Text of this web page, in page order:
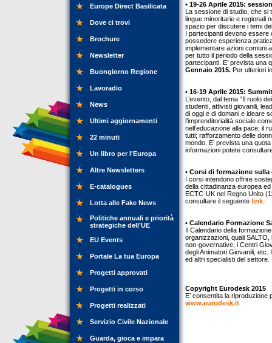
Europe Direct Basilicata
Dove ci trovi
Brochure
Newsletter
Buongiorno Regione
Lavoradio
News
Ultimi aggiornamenti
22 minuti
Un libro per l'Europa
Altre Newsletters
E-catalogues
Lotta alle Fake News
Politiche annuali e priorità
strategiche dell’UE
EU Events
Portale La tua Europa
Progetti approvati
Progetti in corso
Progetti realizzati
Servizio Civile Nazionale
Guarda, gioca e impara
• 19-26 Aprile 2015:
La sessione di studio, che si
lingue minoritarie e regionali
spazio per discutere i temi
I partecipanti devono essere
possedere esperienza
implementare azioni comuni
per tutto il periodo della
partecipanti. E’ prevista una
Gennaio 2015. Per ulteriori
• 16-19 Aprile 2015:
L’evento, dal tema “Il ruolo
studenti, attivisti giovanili,
di oggi e di domani e ideare
l’imprenditorialità sociale
nell’educazione alla pace; il
tutti; rafforzamento delle
mondo. E’ prevista una
informazioni potete
• Corsi di formazione
I corsi intendono offrire
della cittadinanza europea
ECTC-UK nel Regno Unito
consultare il seguente link
• Calendario Formazione
Il Calendario della
organizzazioni, quali
non-governative, i Centri
degli Animatori Giovanili,
ed altri specialisti del
Copyright Eurodesk 2015
E’ consentita la riproduzione
www.eurodesk.it